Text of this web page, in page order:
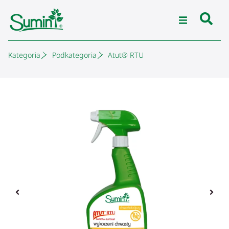
Kategoria Podkategoria Atut® RTU